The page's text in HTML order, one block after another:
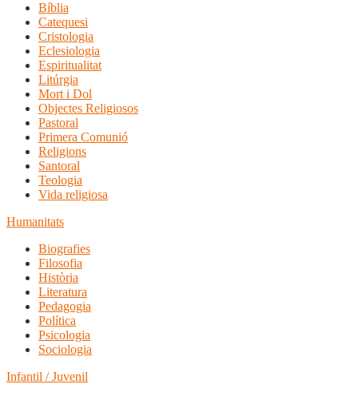
Bíblia
Catequesi
Cristologia
Eclesiologia
Espiritualitat
Litúrgia
Mort i Dol
Objectes Religiosos
Pastoral
Primera Comunió
Religions
Santoral
Teologia
Vida religiosa
Humanitats
Biografies
Filosofia
Història
Literatura
Pedagogia
Política
Psicologia
Sociologia
Infantil / Juvenil